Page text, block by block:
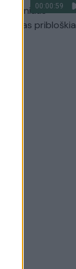
00:00:59
Vilniaus
pribloškia